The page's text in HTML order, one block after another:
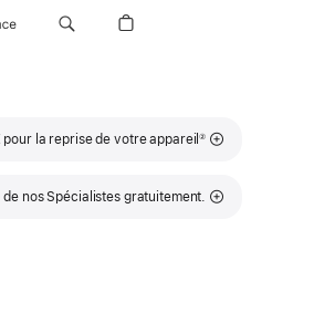
la reprise de votre appareil
Note
de
②
de nos Spécialistes gratuitement.